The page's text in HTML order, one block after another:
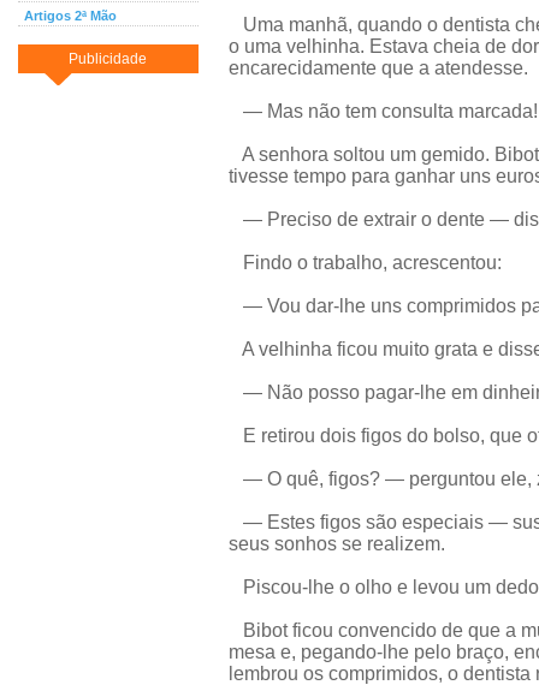
Artigos 2ª Mão
Publicidade
Uma manhã, quando o dentista
o uma velhinha. Estava cheia de
encarecidamente que a atendesse.
— Mas não tem consulta
A senhora soltou um gemido.
tivesse tempo para ganhar uns
— Preciso de extrair o dente —
Findo o trabalho, acrescentou:
— Vou dar-lhe uns comprimidos
A velhinha ficou muito grata e
— Não posso pagar-lhe em
E retirou dois figos do bolso, que
— O quê, figos? — perguntou ele,
— Estes figos são especiais —
seus sonhos se realizem.
Piscou-lhe o olho e levou um
Bibot ficou convencido de que a
mesa e, pegando-lhe pelo braço,
lembrou os comprimidos, o dentista